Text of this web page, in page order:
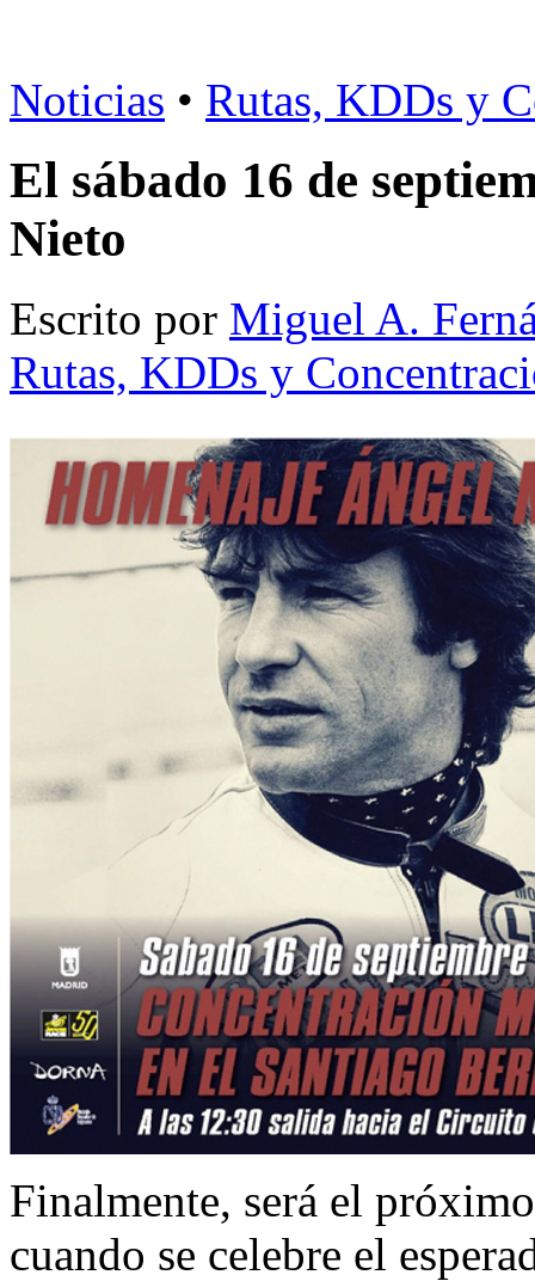
Noticias • Rutas, KDDs y
El sábado 16 de
Nieto
Escrito por Miguel A.
Rutas, KDDs y
Finalmente, será el
cuando se celebre el